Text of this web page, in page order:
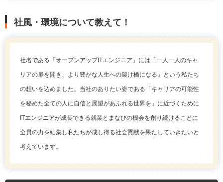
社風・環境について教えて！
社名である「オープンアップITエンジニア」には「一人一人のキャ
リアの扉を開き、より豊かな人生への架け橋になる」という私たち
の想いを込めました。当社のありたい姿である「キャリアの可能性
を秘めた全ての人に自信と展望があふれる世界を」に近づくために
ITエンジニアが成長できる就業とまなびの機会を創り続けることに
全員の力を結集し私たちが成し得る社会貢献を果たしていきたいと
考えています。